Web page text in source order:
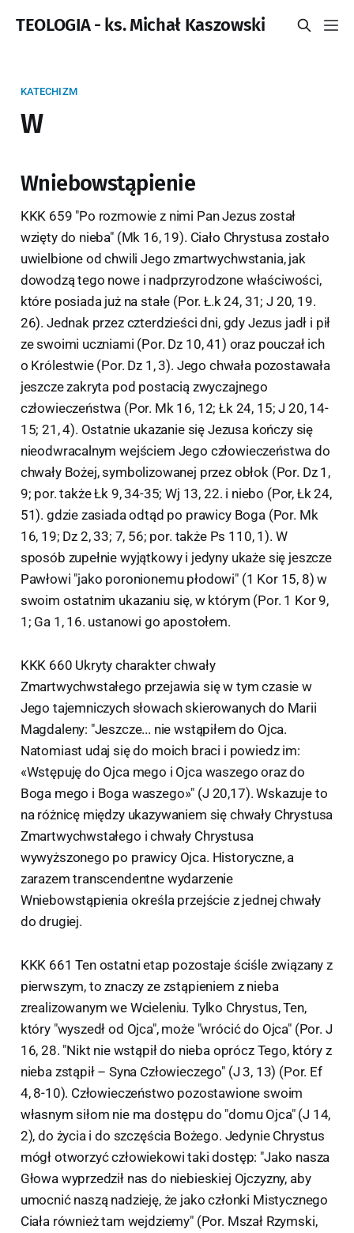
TEOLOGIA - ks. Michał Kaszowski
KATECHIZM
W
Wniebowstąpienie
KKK 659 "Po rozmowie z nimi Pan Jezus został
wzięty do nieba" (Mk 16, 19). Ciało Chrystusa zostało
uwielbione od chwili Jego zmartwychwstania, jak
dowodzą tego nowe i nadprzyrodzone właściwości,
które posiada już na stałe (Por. Ł.k 24, 31; J 20, 19.
26). Jednak przez czterdzieści dni, gdy Jezus jadł i pił
ze swoimi uczniami (Por. Dz 10, 41) oraz pouczał ich
o Królestwie (Por. Dz 1, 3). Jego chwała pozostawała
jeszcze zakryta pod postacią zwyczajnego
człowieczeństwa (Por. Mk 16, 12; Łk 24, 15; J 20, 14-
15; 21, 4). Ostatnie ukazanie się Jezusa kończy się
nieodwracalnym wejściem Jego człowieczeństwa do
chwały Bożej, symbolizowanej przez obłok (Por. Dz 1,
9; por. także Łk 9, 34-35; Wj 13, 22. i niebo (Por, Łk 24,
51). gdzie zasiada odtąd po prawicy Boga (Por. Mk
16, 19; Dz 2, 33; 7, 56; por. także Ps 110, 1). W
sposób zupełnie wyjątkowy i jedyny ukaże się jeszcze
Pawłowi "jako poronionemu płodowi" (1 Kor 15, 8) w
swoim ostatnim ukazaniu się, w którym (Por. 1 Kor 9,
1; Ga 1, 16. ustanowi go apostołem.
KKK 660 Ukryty charakter chwały
Zmartwychwstałego przejawia się w tym czasie w
Jego tajemniczych słowach skierowanych do Marii
Magdaleny: "Jeszcze... nie wstąpiłem do Ojca.
Natomiast udaj się do moich braci i powiedz im:
«Wstępuję do Ojca mego i Ojca waszego oraz do
Boga mego i Boga waszego»" (J 20,17). Wskazuje to
na różnicę między ukazywaniem się chwały Chrystusa
Zmartwychwstałego i chwały Chrystusa
wywyższonego po prawicy Ojca. Historyczne, a
zarazem transcendentne wydarzenie
Wniebowstąpienia określa przejście z jednej chwały
do drugiej.
KKK 661 Ten ostatni etap pozostaje ściśle związany z
pierwszym, to znaczy ze zstąpieniem z nieba
zrealizowanym we Wcieleniu. Tylko Chrystus, Ten,
który "wyszedł od Ojca", może "wrócić do Ojca" (Por. J
16, 28. "Nikt nie wstąpił do nieba oprócz Tego, który z
nieba zstąpił – Syna Człowieczego" (J 3, 13) (Por. Ef
4, 8-10). Człowieczeństwo pozostawione swoim
własnym siłom nie ma dostępu do "domu Ojca" (J 14,
2), do życia i do szczęścia Bożego. Jedynie Chrystus
mógł otworzyć człowiekowi taki dostęp: "Jako nasza
Głowa wyprzedził nas do niebieskiej Ojczyzny, aby
umocnić naszą nadzieję, że jako członki Mistycznego
Ciała również tam wejdziemy" (Por. Mszał Rzymski,